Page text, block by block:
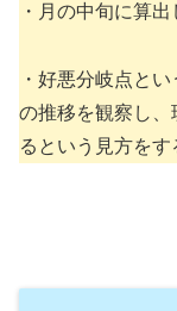
・月の中旬に算
・好悪分岐点と
の推移を観察し
るという見方をす